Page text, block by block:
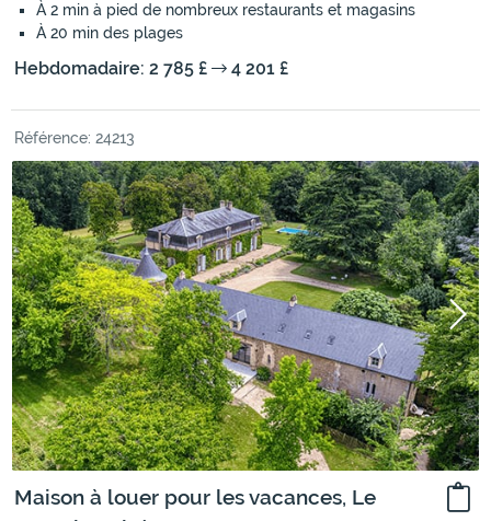
À 2 min à pied de nombreux restaurants et magasins
À 20 min des plages
Hebdomadaire: 2 785 £ 4 201 £
Référence: 24213
Maison à louer pour les vacances, Le